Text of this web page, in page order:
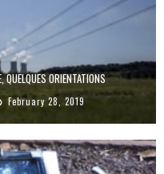
QUELQUES ORIENTATIONS
February 28, 2019